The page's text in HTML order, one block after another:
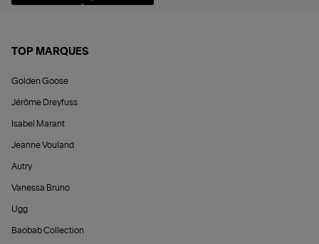
TOP MARQUES
Golden Goose
Jérôme Dreyfuss
Isabel Marant
Jeanne Vouland
Autry
Vanessa Bruno
Ugg
Baobab Collection